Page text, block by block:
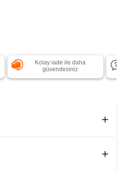
Kolay iade ile daha
güvendesiniz